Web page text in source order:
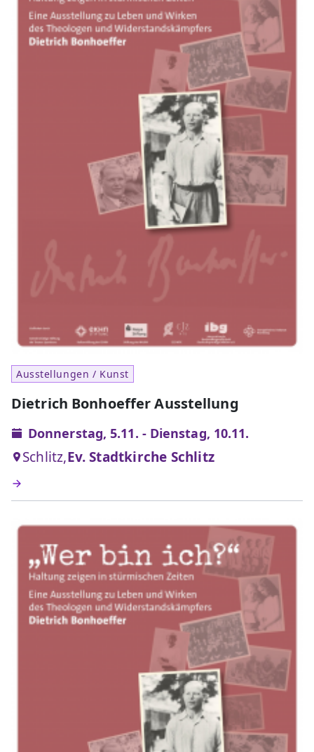
Ausstellungen / Kunst
Dietrich Bonhoeffer Ausstellung
Donnerstag, 5.11. - Dienstag, 10.11.
Schlitz,Ev. Stadtkirche Schlitz